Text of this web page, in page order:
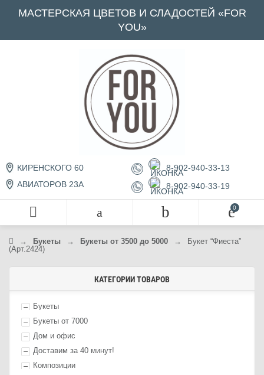
МАСТЕРСКАЯ ЦВЕТОВ И СЛАДОСТЕЙ «FOR
YOU»
КИРЕНСКОГО 60
АВИАТОРОВ 23А
8-902-940-33-13
8-902-940-33-19
→ Букеты → Букеты от 3500 до 5000 →
Букет “Фиеста”
(Арт.2424)
КАТЕГОРИИ ТОВАРОВ
Букеты
Букеты от 7000
Дом и офис
Доставим за 40 минут!
Композиции